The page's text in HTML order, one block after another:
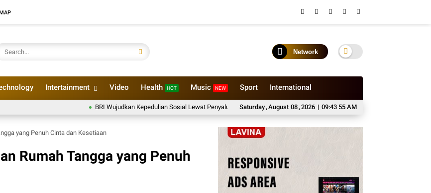
Network
Intertainment Video Health HOT Music NEW Sport International
Saturday,August 08,2026 | 09:43 56 AM
BRI Wujudkan Kepedulian Sosial Lewat Penyaluran Paket Sembako di Kabupaten Probolinggo Sewa Medium Bus Bersama
yang Penuh Cinta dan Kesetiaan
Rumah Tangga yang Penuh